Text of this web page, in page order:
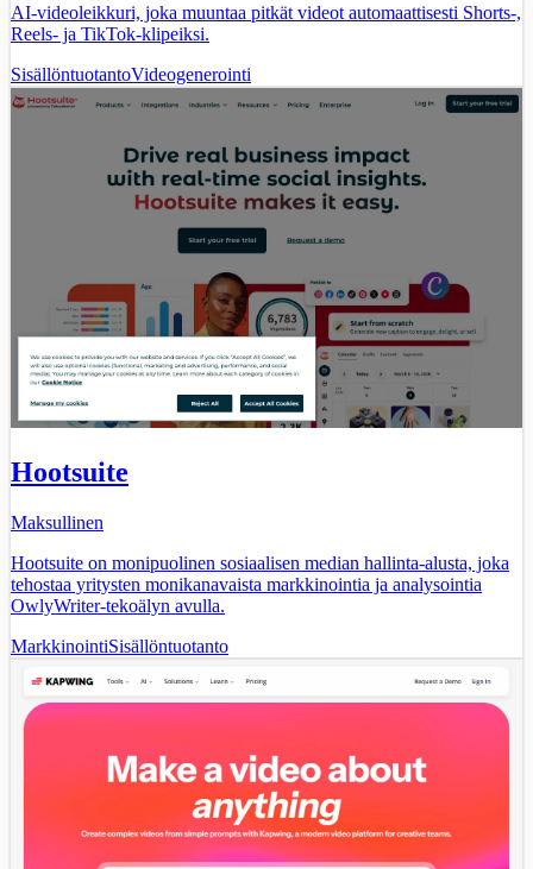
AI-videoleikkuri, joka muuntaa pitkät videot automaattisesti Shorts-,
Reels- ja TikTok-klipeiksi.
SisällöntuotantoVideogenerointi
Hootsuite
Maksullinen
Hootsuite on monipuolinen sosiaalisen median hallinta-alusta, joka
tehostaa yritysten monikanavaista markkinointia ja analysointia
OwlyWriter-tekoälyn avulla.
MarkkinointiSisällöntuotanto